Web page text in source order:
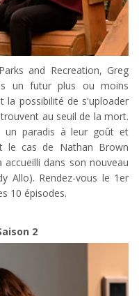
and Recreation, Greg
un futur plus ou moins
la possibilité de s'uploader
au seuil de la mort.
un paradis à leur goût et
le cas de Nathan Brown
dans son nouveau
Allo). Rendez-vous le 1er
10 épisodes.
2